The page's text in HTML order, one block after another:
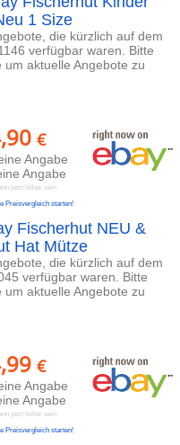
1 Size
die kürzlich auf dem
verfügbar waren. Bitte
aktuelle Angebote zu
€
Angabe
Angabe
jetzt höher sein
Preisvergleich starten!
Fischerhut NEU &
Hat Mütze
die kürzlich auf dem
verfügbar waren. Bitte
aktuelle Angebote zu
€
Angabe
Angabe
jetzt höher sein
Preisvergleich starten!